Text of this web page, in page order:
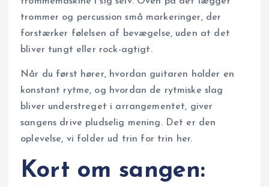
trommer og percussion små markeringer, der
forstærker følelsen af bevægelse, uden at det
bliver tungt eller rock-agtigt.
Når du først hører, hvordan guitaren holder en
konstant rytme, og hvordan de rytmiske slag
bliver understreget i arrangementet, giver
sangens drive pludselig mening. Det er den
oplevelse, vi folder ud trin for trin her.
Kort om sangen: